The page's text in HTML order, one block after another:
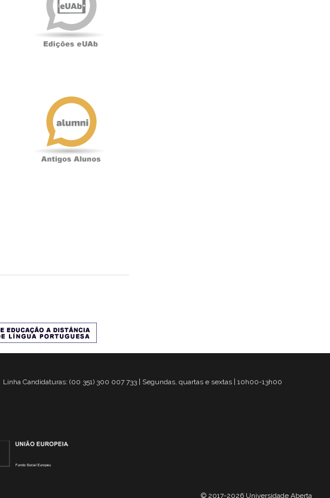
Documentação
Linha Candidaturas: (00 351) 300 007 733 | Segundas, quartas e sextas | 10h00-13h00
© 2017-2026 Universidade Aberta